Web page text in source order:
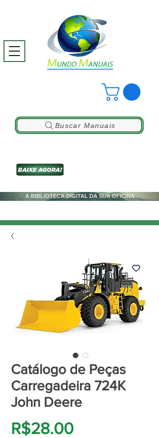
A BIBLIOTECA DIGITAL DA SUA OFICINA
Buscar Manuais
Catálogo de Peças
Carregadeira 724K
John Deere
R$28.00Price